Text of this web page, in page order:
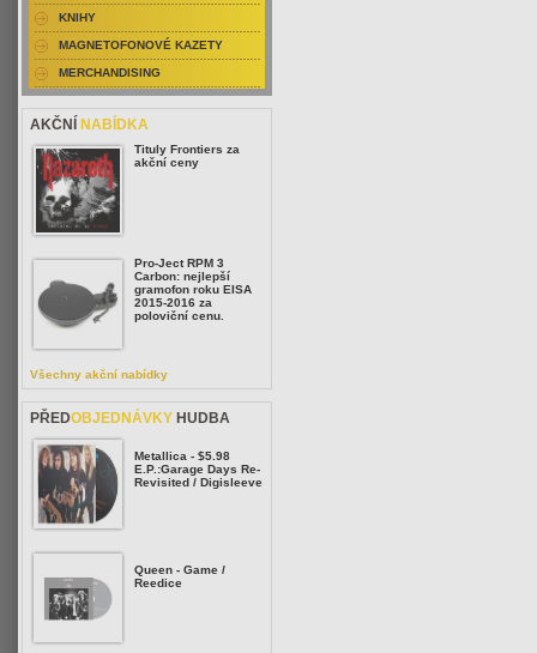
KNIHY
MAGNETOFONOVÉ KAZETY
MERCHANDISING
AKČNÍ NABÍDKA
Tituly Frontiers za
akční ceny
Pro-Ject RPM 3
Carbon: nejlepší
gramofon roku EISA
2015-2016 za
poloviční cenu.
Všechny akční nabídky
PŘEDOBJEDNÁVKY HUDBA
Metallica - $5.98
E.P.:Garage Days Re-
Revisited / Digisleeve
Queen - Game /
Reedice